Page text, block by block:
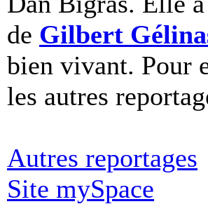
de Gilbert
bien vivant. Pour
les autres
Autres reportages
Site mySpace